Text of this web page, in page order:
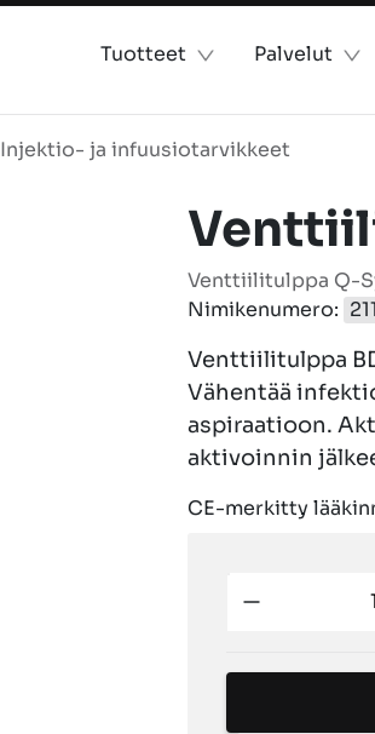
Tuotteet Palvelut
Injektio- ja infuusiotarvikkeet
Venttiilitulppa Q-
Nimikenumero:
Venttiilitulppa
Vähentää
aspiraatioon.
aktivoinnin
CE-merkitty